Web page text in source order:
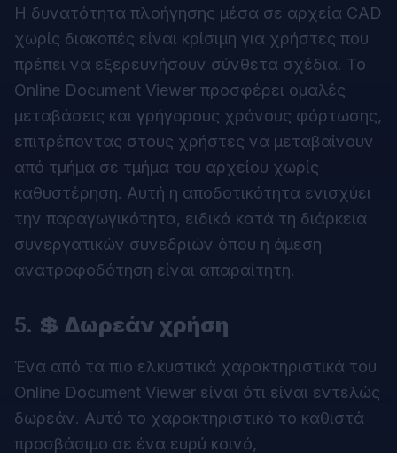
Η δυνατότητα πλοήγησης μέσα σε αρχεία CAD
χωρίς διακοπές είναι κρίσιμη για χρήστες που
πρέπει να εξερευνήσουν σύνθετα σχέδια. Το
Online Document Viewer προσφέρει ομαλές
μεταβάσεις και γρήγορους χρόνους φόρτωσης,
επιτρέποντας στους χρήστες να μεταβαίνουν
από τμήμα σε τμήμα του αρχείου χωρίς
καθυστέρηση. Αυτή η αποδοτικότητα ενισχύει
την παραγωγικότητα, ειδικά κατά τη διάρκεια
συνεργατικών συνεδριών όπου η άμεση
ανατροφοδότηση είναι απαραίτητη.
5. 💲 Δωρεάν χρήση
Ένα από τα πιο ελκυστικά χαρακτηριστικά του
Online Document Viewer είναι ότι είναι εντελώς
δωρεάν. Αυτό το χαρακτηριστικό το καθιστά
προσβάσιμο σε ένα ευρύ κοινό,